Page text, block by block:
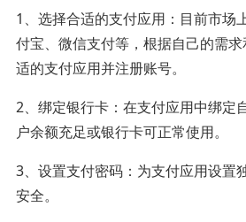
1、选择合适的支付应用：目前市场
付宝、微信支付等，根据自己的需
适的支付应用并注册账号。
2、绑定银行卡：在支付应用中绑定
户余额充足或银行卡可正常使用。
3、设置支付密码：为支付应用设置
安全。